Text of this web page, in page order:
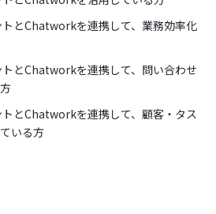
とChatworkを連携して、業務効率化
とChatworkを連携して、問い合わせ
とChatworkを連携して、顧客・タス
いる方‍